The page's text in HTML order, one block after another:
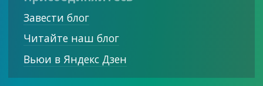
Завести блог
Читайте наш блог
Вьюи в Яндекс Дзен